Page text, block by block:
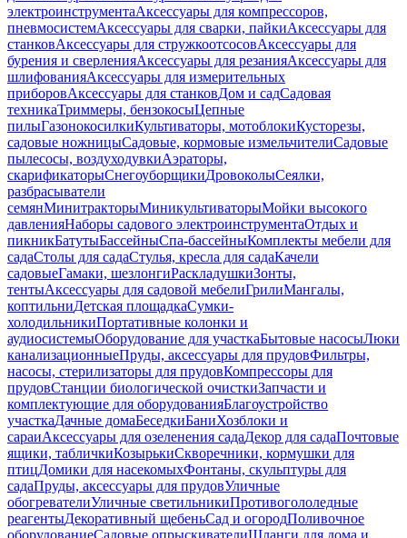
электроинструментаАксессуары для компрессоров,
пневмосистемАксессуары для сварки, пайкиАксессуары для
станковАксессуары для стружкоотсосовАксессуары для
бурения и сверленияАксессуары для резанияАксессуары для
шлифованияАксессуары для измерительных
приборовАксессуары для станковДом и садСадовая
техникаТриммеры, бензокосыЦепные
пилыГазонокосилкиКультиваторы, мотоблокиКусторезы,
садовые ножницыСадовые, кормовые измельчителиСадовые
пылесосы, воздуходувкиАэраторы,
скарификаторыСнегоуборщикиДровоколыСеялки,
разбрасыватели
семянМинитракторыМиникультиваторыМойки высокого
давленияНаборы садового электроинструментаОтдых и
пикникБатутыБассейныСпа-бассейныКомплекты мебели для
садаСтолы для садаСтулья, кресла для садаКачели
садовыеГамаки, шезлонгиРаскладушкиЗонты,
тентыАксессуары для садовой мебелиГрилиМангалы,
коптильниДетская площадкаСумки-
холодильникиПортативные колонки и
аудиосистемыОборудование для участкаБытовые насосыЛюки
канализационныеПруды, аксессуары для прудовФильтры,
насосы, стерилизаторы для прудовКомпрессоры для
прудовСтанции биологической очисткиЗапчасти и
комплектующие для оборудованияБлагоустройство
участкаДачные домаБеседкиБаниХозблоки и
сараиАксессуары для озеленения садаДекор для садаПочтовые
ящики, табличкиКозырькиСкворечники, кормушки для
птицДомики для насекомыхФонтаны, скульптуры для
садаПруды, аксессуары для прудовУличные
обогревателиУличные светильникиПротивогололедные
реагентыДекоративный щебеньСад и огородПоливочное
оборудованиеСадовые опрыскивателиШланги для дома и